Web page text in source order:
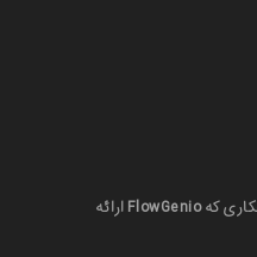
چرا بیشتر تریدرها رشد نمی‌کنند؟ راهکاری که FlowGenio ارائه